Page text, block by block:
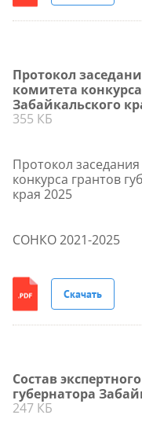
Протокол
комитета
Забайкальского
355 КБ
Протокол
конкурса грантов
края 2025
СОНКО 2021-2025
Скачать
Состав
губернатора
247 КБ